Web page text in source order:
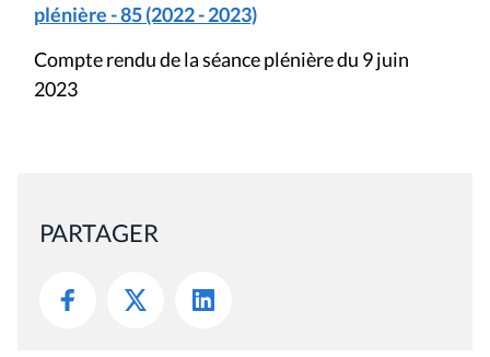
plénière - 85 (2022 - 2023)
Compte rendu de la séance plénière du 9 juin
2023
PARTAGER